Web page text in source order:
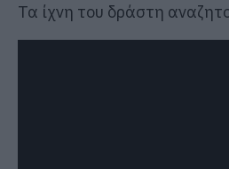
Τα ίχνη του δράστη